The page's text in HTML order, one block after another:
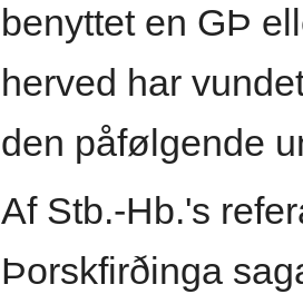
benyttet en GÞ
herved har
den påfølgende
Af Stb.-Hb.'s
Þorskfirðinga